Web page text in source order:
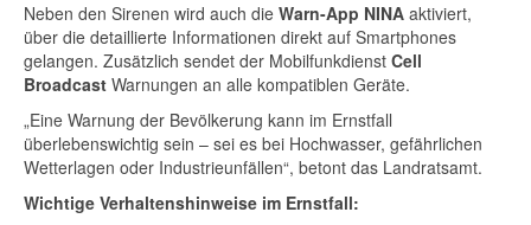
Neben den Sirenen wird auch die Warn-App NINA aktiviert,
über die detaillierte Informationen direkt auf Smartphones
gelangen. Zusätzlich sendet der Mobilfunkdienst Cell
Broadcast Warnungen an alle kompatiblen Geräte.
„Eine Warnung der Bevölkerung kann im Ernstfall
überlebenswichtig sein – sei es bei Hochwasser, gefährlichen
Wetterlagen oder Industrieunfällen“, betont das Landratsamt.
Wichtige Verhaltenshinweise im Ernstfall: